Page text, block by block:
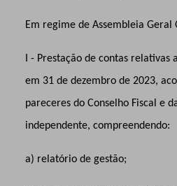
Em regime de Assembleia Geral
I - Prestação de contas
em 31 de dezembro de 2023,
pareceres do Conselho Fiscal e
independente, compreendendo:
a) relatório de gestão;